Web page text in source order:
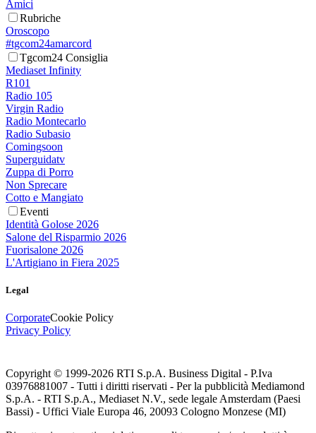
Amici
Rubriche
Oroscopo
#tgcom24amarcord
Tgcom24 Consiglia
Mediaset Infinity
R101
Radio 105
Virgin Radio
Radio Montecarlo
Radio Subasio
Comingsoon
Superguidatv
Zuppa di Porro
Non Sprecare
Cotto e Mangiato
Eventi
Identità Golose 2026
Salone del Risparmio 2026
Fuorisalone 2026
L'Artigiano in Fiera 2025
Legal
CorporateCookie Policy
Privacy Policy
Copyright © 1999-2026 RTI S.p.A. Business Digital - P.Iva
03976881007 - Tutti i diritti riservati - Per la pubblicità Mediamond
S.p.A. - RTI S.p.A., Mediaset N.V., sede legale Amsterdam (Paesi
Bassi) - Uffici Viale Europa 46, 20093 Cologno Monzese (MI)